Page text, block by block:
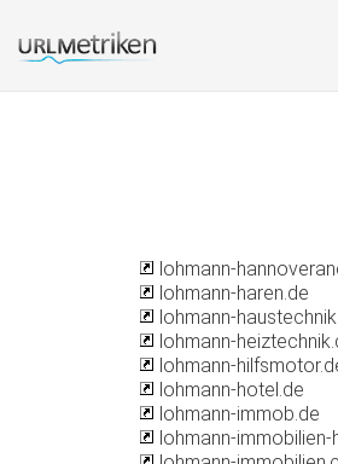
lohmann-
lohmann-haren.de
lohmann-
lohmann-
lohmann-
lohmann-hotel.de
lohmann-immob.de
lohmann-immobilien-